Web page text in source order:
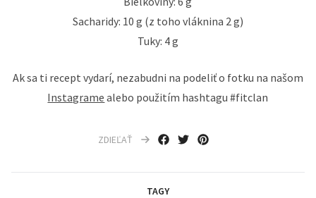
Sacharidy: 10 g (z toho vláknina 2 g)
Tuky: 4 g
Ak sa ti recept vydarí, nezabudni na podeliť o fotku na našom
Instagrame alebo použitím hashtagu #fitclan
ZDIEĽAŤ
TAGY